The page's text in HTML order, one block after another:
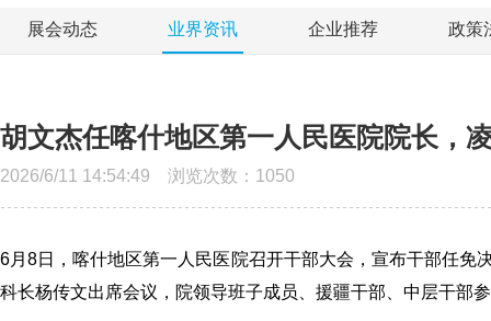
展会动态 业界资讯 企业推荐 政策
胡文杰任喀什地区第一人民医院院长，
2026/6/11 14:54:49 浏览次数： 1050
6月8日，喀什地区第一人民医院召开干部大会，宣布干部任免
科长杨传文出席会议，院领导班子成员、援疆干部、中层干部